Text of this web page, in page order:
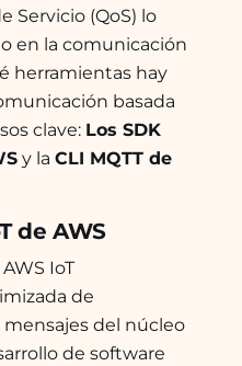
Servicio (QoS) lo
en la comunicación
herramientas hay
basada
clave: Los SDK
y la CLI MQTT de
de AWS
IoT
de
del núcleo
de software